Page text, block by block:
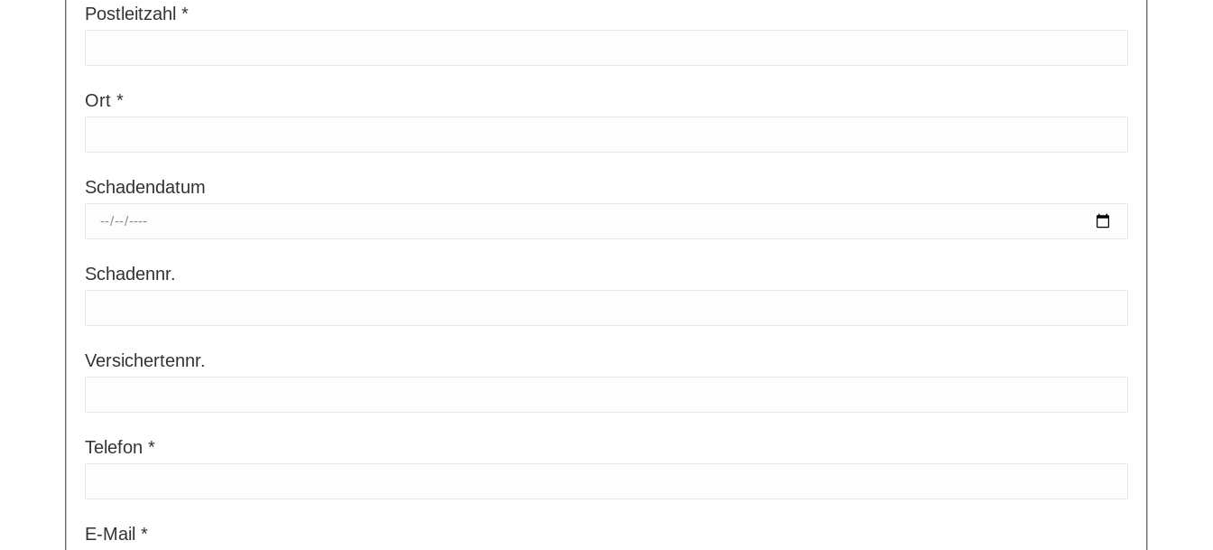
Postleitzahl *
Ort *
Schadendatum
Schadennr.
Versichertennr.
Telefon *
E-Mail *